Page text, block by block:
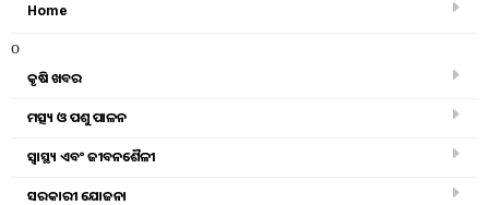
Home
o
କୃଷି ଖବର
ମତ୍ସ୍ୟ ଓ ପଶୁ ପାଳନ
ସ୍ୱାସ୍ଥ୍ୟ ଏବଂ ଜୀବନଶୈଳୀ
ସରକାରୀ ଯୋଜନା
ମତ୍ସ୍ୟ ଓ ପଶୁ ପାଳନ